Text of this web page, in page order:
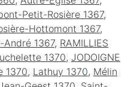
Petit-Rosière 1367,
Hottomont 1367,
1367, RAMILLIES
1370, JODOIGNE
1370, Lathuy 1370, Mélin